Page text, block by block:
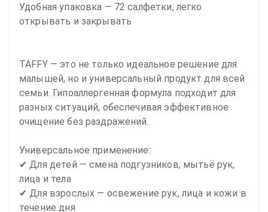
Удобная упаковка — 72 салфетки, легко
открывать и закрывать
TAFFY — это не только идеальное решение для
малышей, но и универсальный продукт для всей
семьи. Гипоаллергенная формула подходит для
разных ситуаций, обеспечивая эффективное
очищение без раздражений.
Универсальное применение:
✔ Для детей — смена подгузников, мытьё рук,
лица и тела
✔ Для взрослых — освежение рук, лица и кожи в
течение дня